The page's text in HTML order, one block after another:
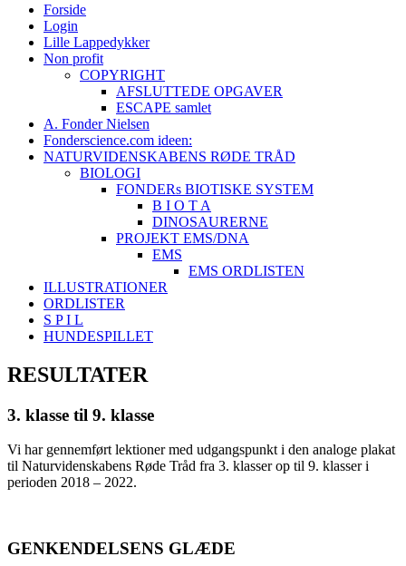
Forside
Login
Lille Lappedykker
Non profit
COPYRIGHT
AFSLUTTEDE OPGAVER
ESCAPE samlet
A. Fonder Nielsen
Fonderscience.com ideen:
NATURVIDENSKABENS RØDE TRÅD
BIOLOGI
FONDERs BIOTISKE SYSTEM
B I O T A
DINOSAURERNE
PROJEKT EMS/DNA
EMS
EMS ORDLISTEN
ILLUSTRATIONER
ORDLISTER
S P I L
HUNDESPILLET
RESULTATER
3. klasse til 9. klasse
Vi har gennemført lektioner med udgangspunkt i den analoge plakat
til Naturvidenskabens Røde Tråd fra 3. klasser op til 9. klasser i
perioden 2018 – 2022.
GENKENDELSENS GLÆDE